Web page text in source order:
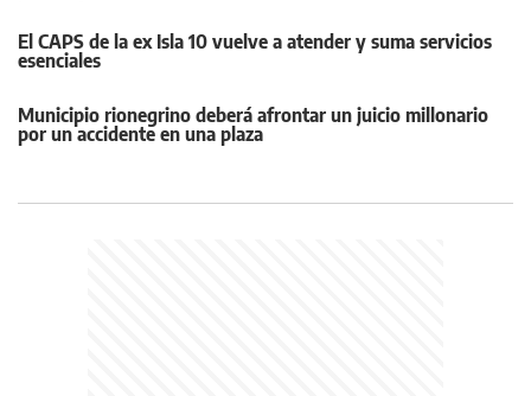
El CAPS de la ex Isla 10 vuelve a atender y suma servicios
esenciales
Municipio rionegrino deberá afrontar un juicio millonario
por un accidente en una plaza